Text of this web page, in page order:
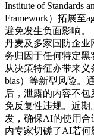
Institute of Standards
Framework）拓展至
避免发生负面影响。
丹麦及多家国防企业
务归因于任何特定黑
从决策特征亦带来义
bias）等新型风险。
后，泄露的内容不
免反复性违规。近期
发，确保AI的使用
内专家切磋了AI若何